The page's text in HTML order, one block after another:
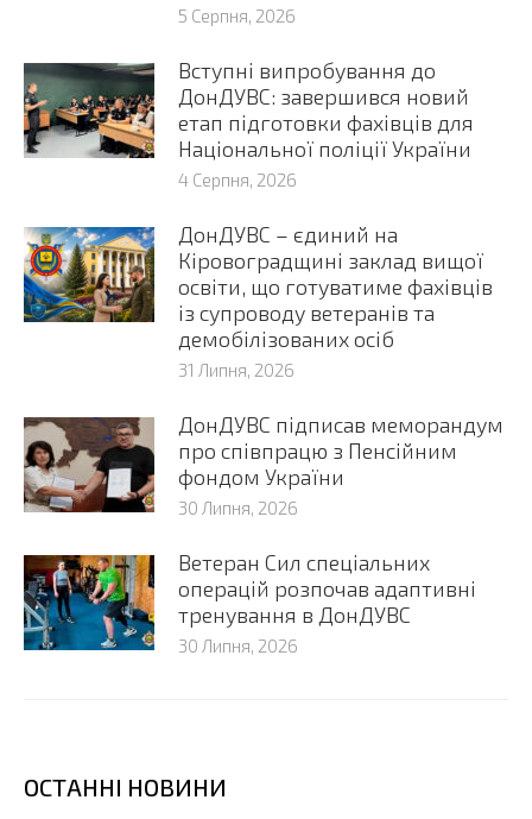
5 Серпня, 2026
Вступні випробування до
ДонДУВС: завершився новий
етап підготовки фахівців для
Національної поліції України
4 Серпня, 2026
ДонДУВС – єдиний на
Кіровоградщині заклад вищої
освіти, що готуватиме фахівців
із супроводу ветеранів та
демобілізованих осіб
31 Липня, 2026
ДонДУВС підписав меморандум
про співпрацю з Пенсійним
фондом України
30 Липня, 2026
Ветеран Сил спеціальних
операцій розпочав адаптивні
тренування в ДонДУВС
30 Липня, 2026
ОСТАННІ НОВИНИ